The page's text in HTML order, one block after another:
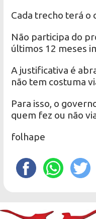
Cada trecho terá o
Não participa do
últimos 12 meses
A justificativa é
não tem costuma
Para isso, o
quem fez ou não
folhape